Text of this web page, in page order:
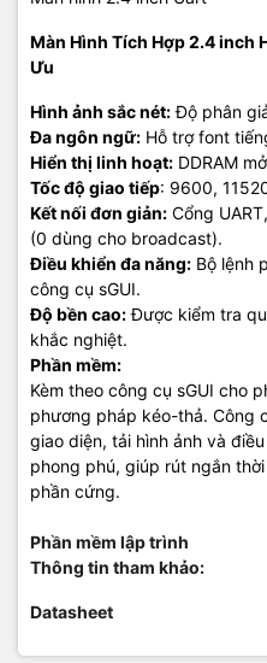
Màn Hình Tích Hợp 2.4 inch
Ưu
Hình ảnh sắc nét:Độ phân
Đa ngôn ngữ: Hỗ trợ font
Hiển thị linh hoạt: DDRAM
Tốc độ giao tiếp: 9600,
Kết nối đơn giản: Cổng
(0 dùng cho broadcast).
Điều khiển đa năng: Bộ lệnh
công cụ sGUI.
Độ bền cao:Được kiểm tra
khắc nghiệt.
Phần mềm:
Kèm theo công cụ sGUI cho
phương pháp kéo-thả. Công
giao diện, tải hình ảnh và
phong phú, giúp rút ngắn
phần cứng.
Phần mềm lập trình
Thông tin tham khảo:
Datasheet